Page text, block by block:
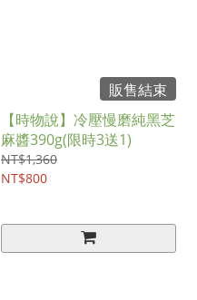
販售結束
【時物說】冷壓慢磨純黑芝
麻醬390g(限時3送1)
NT$1,360
NT$800